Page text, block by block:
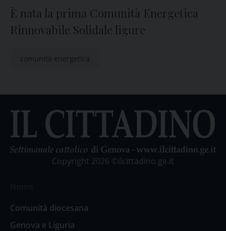
È nata la prima Comunità Energetica
Rinnovabile Solidale ligure
comunità energetica
Copyright 2026 ©ilcittadino.ge.it
Comunità diocesana
Genova e Liguria